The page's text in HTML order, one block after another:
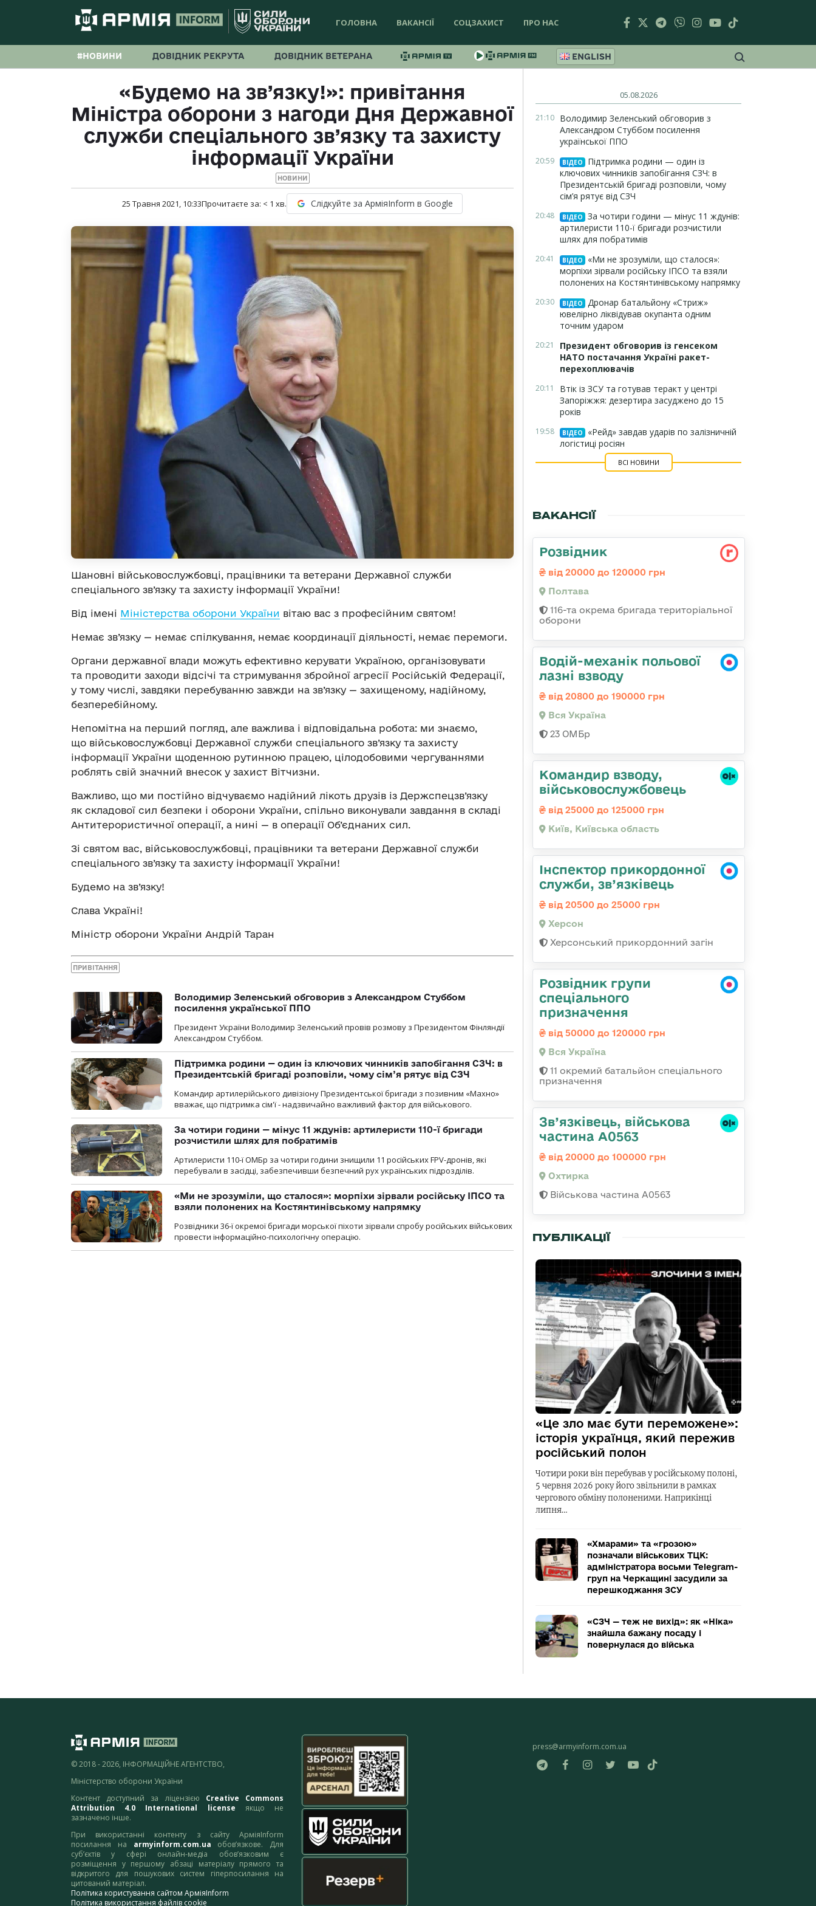
ГОЛОВНА ВАКАНСІЇ СОЦЗАХИСТ ПРО НАС
#НОВИНИ ДОВІДНИК РЕКРУТА ДОВІДНИК ВЕТЕРАНА ENGLISH
«Будемо на зв’язку!»: привітання
Міністра оборони з нагоди Дня Державної
служби спеціального зв’язку та захисту
інформації України
НОВИНИ
25 Травня 2021, 10:33Прочитаєте за: < 1 хв. Слідкуйте за АрміяInform в Google
Шановні військовослужбовці, працівники та ветерани Державної служби
спеціального зв’язку та захисту інформації України!
Від імені Міністерства оборони України вітаю вас з професійним святом!
Немає зв’язку — немає спілкування, немає координації діяльності, немає перемоги.
Органи державної влади можуть ефективно керувати Україною, організовувати
та проводити заходи відсічі та стримування збройної агресії Російській Федерації,
у тому числі, завдяки перебуванню завжди на зв’язку — захищеному, надійному,
безперебійному.
Непомітна на перший погляд, але важлива і відповідальна робота: ми знаємо,
що військовослужбовці Державної служби спеціального зв’язку та захисту
інформації України щоденною рутинною працею, цілодобовими чергуваннями
роблять свій значний внесок у захист Вітчизни.
Важливо, що ми постійно відчуваємо надійний лікоть друзів із Держспецзв’язку
як складової сил безпеки і оборони України, спільно виконували завдання в складі
Антитерористичної операції, а нині — в операції Об’єднаних сил.
Зі святом вас, військовослужбовці, працівники та ветерани Державної служби
спеціального зв’язку та захисту інформації України!
Будемо на зв’язку!
Слава Україні!
Міністр оборони України Андрій Таран
ПРИВІТАННЯ
Володимир Зеленський обговорив з Александром Стуббом
посилення української ППО
Президент України Володимир Зеленський провів розмову з Президентом Фінляндії
Александром Стуббом.
Підтримка родини — один із ключових чинників запобігання СЗЧ: в
Президентській бригаді розповіли, чому сім’я рятує від СЗЧ
Командир артилерійського дивізіону Президентської бригади з позивним «Махно»
вважає, що підтримка сім'ї - надзвичайно важливий фактор для військового.
За чотири години — мінус 11 ждунів: артилеристи 110-ї бригади
розчистили шлях для побратимів
Артилеристи 110-ї ОМБр за чотири години знищили 11 російських FPV-дронів, які
перебували в засідці, забезпечивши безпечний рух українських підрозділів.
«Ми не зрозуміли, що сталося»: морпіхи зірвали російську ІПСО та
взяли полонених на Костянтинівському напрямку
Розвідники 36-ї окремої бригади морської піхоти зірвали спробу російських військових
провести інформаційно-психологічну операцію.
05.08.2026
21:10 Володимир Зеленський обговорив з
Александром Стуббом посилення
української ППО
20:59 ВІДЕО
Підтримка родини — один із
ключових чинників запобігання СЗЧ: в
Президентській бригаді розповіли, чому
сім’я рятує від СЗЧ
20:48 ВІДЕО
За чотири години — мінус 11 ждунів:
артилеристи 110-ї бригади розчистили
шлях для побратимів
20:41 ВІДЕО
«Ми не зрозуміли, що сталося»:
морпіхи зірвали російську ІПСО та взяли
полонених на Костянтинівському напрямку
20:30 ВІДЕО
Дронар батальйону «Стриж»
ювелірно ліквідував окупанта одним
точним ударом
20:21
Президент обговорив із генсеком
НАТО постачання Україні ракет-
перехоплювачів
20:11
Втік із ЗСУ та готував теракт у центрі
Запоріжжя: дезертира засуджено до 15
років
19:58 ВІДЕО
«Рейд» завдав ударів по залізничній
логістиці росіян
ВСІ НОВИНИ
ВАКАНСІЇ
Розвідник
від 20000 до 120000 грн
Полтава
116-та окрема бригада територіальної
оборони
Водій-механік польової
лазні взводу
від 20800 до 190000 грн
Вся Україна
23 ОМБр
Командир взводу,
військовослужбовець
від 25000 до 125000 грн
Київ, Київська область
Інспектор прикордонної
служби, зв’язківець
від 20500 до 25000 грн
Херсон
Херсонський прикордонний загін
Розвідник групи
спеціального
призначення
від 50000 до 120000 грн
Вся Україна
11 окремий батальйон спеціального
призначення
Зв’язківець, військова
частина А0563
від 20000 до 100000 грн
Охтирка
Військова частина А0563
ПУБЛІКАЦІЇ
«Це зло має бути переможене»:
історія українця, який пережив
російський полон
Чотири роки він перебував у російському полоні,
5 червня 2026 року його звільнили в рамках
чергового обміну полоненими. Наприкінці
липня…
«Хмарами» та «грозою»
позначали військових ТЦК:
адміністратора восьми Telegram-
груп на Черкащині засудили за
перешкоджання ЗСУ
«СЗЧ — теж не вихід»: як «Ніка»
знайшла бажану посаду і
повернулася до війська
© 2018 - 2026, ІНФОРМАЦІЙНЕ АГЕНТСТВО,
Міністерство оборони України
Контент доступний за ліцензією Creative Commons
Attribution 4.0 International license якщо не
зазначено інше.
При використанні контенту з сайту АрміяInform
посилання на armyinform.com.ua обов’язкове. Для
суб’єктів у сфері онлайн-медіа обов’язковим є
розміщення у першому абзаці матеріалу прямого та
відкритого для пошукових систем гіперпосилання на
цитований матеріал.
Політика користування сайтом АрміяInform
Політика використання файлів cookie
press@armyinform.com.ua